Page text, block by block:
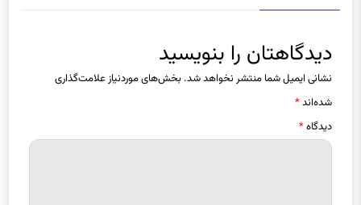
دیدگاهتان را بنویسید
نشانی ایمیل شما منتشر نخواهد شد. بخش‌های موردنیاز علامت‌گذاری
شده‌اند*
دیدگاه*